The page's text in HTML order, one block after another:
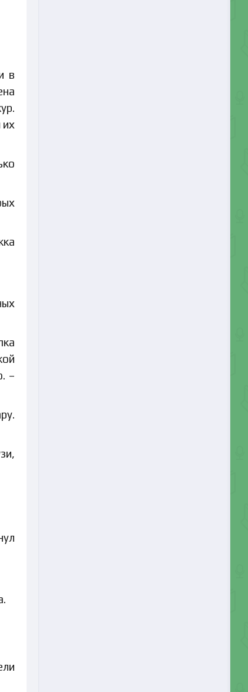
в
их
–